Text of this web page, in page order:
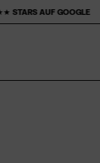
•‎ ‎ ‎ ‎ ‎ ‎ ‎ ‎15%